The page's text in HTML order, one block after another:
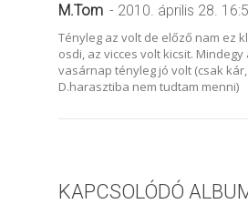
M.Tom - 2010. április 28.
Tényleg az volt de előző nam ez
osdi, az vicces volt kicsit. Mindegy
vasárnap tényleg jó volt (csak
D.harasztiba nem tudtam menni)
KAPCSOLÓDÓ